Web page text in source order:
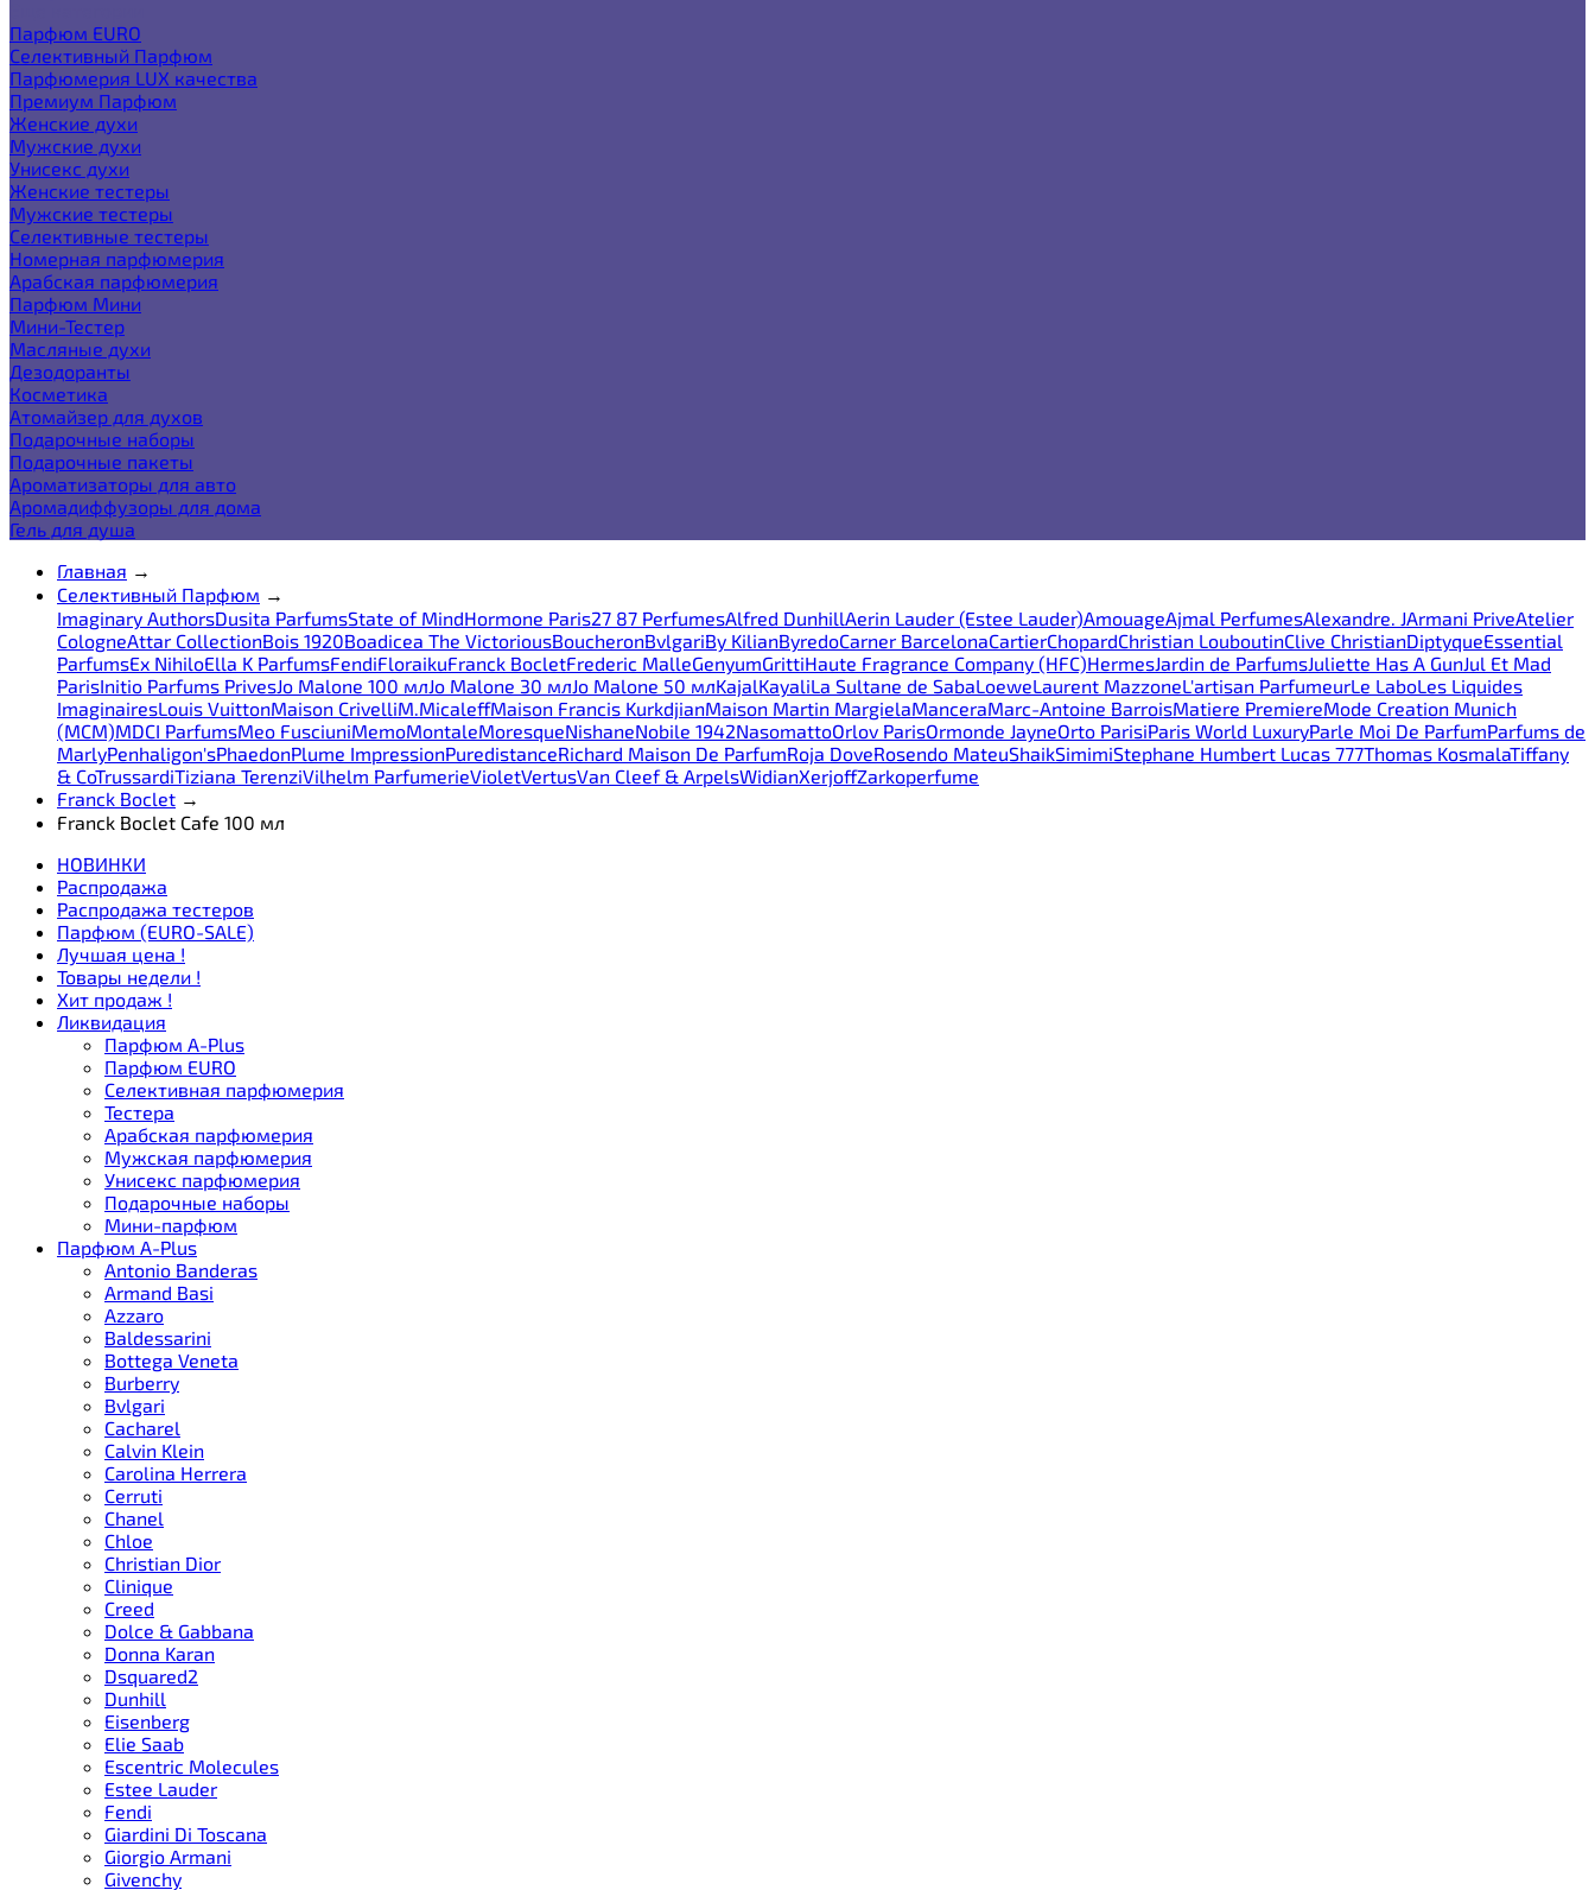
Парфюм EURO
Селективный Парфюм
Парфюмерия LUX качества
Премиум Парфюм
Женские духи
Мужские духи
Унисекс духи
Женские тестеры
Мужские тестеры
Селективные тестеры
Номерная парфюмерия
Арабская парфюмерия
Парфюм Мини
Мини-Тестер
Масляные духи
Дезодоранты
Косметика
Атомайзер для духов
Подарочные наборы
Подарочные пакеты
Ароматизаторы для авто
Аромадиффузоры для дома
Гель для душа
Главная →
Селективный Парфюм →
Imaginary AuthorsDusita ParfumsState of MindHormone Paris27 87 PerfumesAlfred DunhillAerin Lauder (Estee Lauder)AmouageAjmal PerfumesAlexandre. JArmani PriveAtelier
CologneAttar CollectionBois 1920Boadicea The VictoriousBoucheronBvlgariBy KilianByredoCarner BarcelonaCartierChopardChristian LouboutinClive ChristianDiptyqueEssential
ParfumsEx NihiloElla K ParfumsFendiFloraikuFranck BocletFrederic MalleGenyumGrittiHaute Fragrance Company (HFC)HermesJardin de ParfumsJuliette Has A GunJul Et Mad
ParisInitio Parfums PrivesJo Malone 100 млJo Malone 30 млJo Malone 50 млKajalKayaliLa Sultane de SabaLoeweLaurent MazzoneL'artisan ParfumeurLe LaboLes Liquides
ImaginairesLouis VuittonMaison CrivelliM.MicaleffMaison Francis KurkdjianMaison Martin MargielaManceraMarc-Antoine BarroisMatiere PremiereMode Creation Munich
(MCM)MDCI ParfumsMeo FusciuniMemoMontaleMoresqueNishaneNobile 1942NasomattoOrlov ParisOrmonde JayneOrto ParisiParis World LuxuryParle Moi De ParfumParfums de
MarlyPenhaligon'sPhaedonPlume ImpressionPuredistanceRichard Maison De ParfumRoja DoveRosendo MateuShaikSimimiStephane Humbert Lucas 777Thomas KosmalaTiffany
& CoTrussardiTiziana TerenziVilhelm ParfumerieVioletVertusVan Cleef & ArpelsWidianXerjoffZarkoperfume
Franck Boclet →
Franck Boclet Cafe 100 мл
НОВИНКИ
Распродажа
Распродажа тестеров
Парфюм (EURO-SALE)
Лучшая цена !
Товары недели !
Хит продаж !
Ликвидация
Парфюм A-Plus
Парфюм EURO
Селективная парфюмерия
Тестера
Арабская парфюмерия
Мужская парфюмерия
Унисекс парфюмерия
Подарочные наборы
Мини-парфюм
Парфюм A-Plus
Antonio Banderas
Armand Basi
Azzaro
Baldessarini
Bottega Veneta
Burberry
Bvlgari
Cacharel
Calvin Klein
Carolina Herrera
Cerruti
Chanel
Chloe
Christian Dior
Clinique
Creed
Dolce & Gabbana
Donna Karan
Dsquared2
Dunhill
Eisenberg
Elie Saab
Escentric Molecules
Estee Lauder
Fendi
Giardini Di Toscana
Giorgio Armani
Givenchy